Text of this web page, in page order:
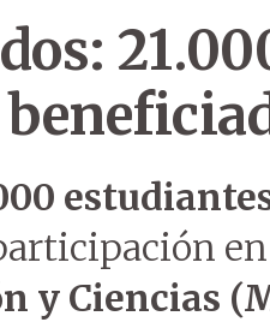
y Ciencias